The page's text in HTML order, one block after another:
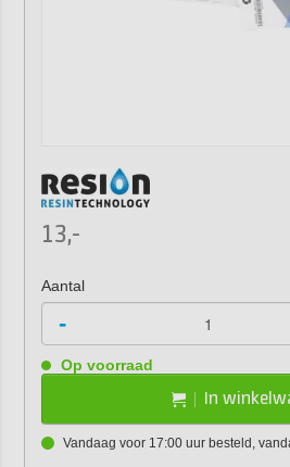
13,-
Aantal
-
Op voorraad
In
Vandaag voor 17:00 uur besteld,